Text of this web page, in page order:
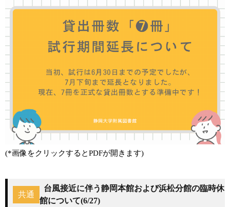
(*画像をクリックするとPDFが開きます)
共通
台風接近に伴う静岡本館および浜松分館の臨時休
館について(6/27)